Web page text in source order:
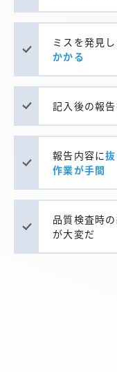
ミスを発見し
かかる
記入後の報
報告内容に
作業が手間
品質検査時
が大変だ